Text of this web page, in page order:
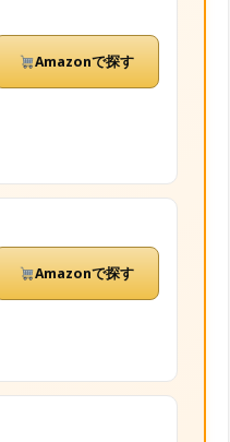
Amazonで探す
Amazonで探す